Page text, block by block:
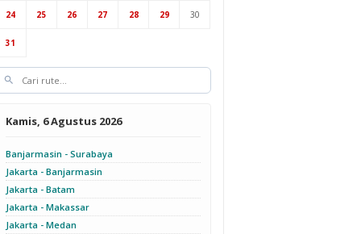
Cab Yogyakarta
24 25 26 27 28 29 30
31
Kamis, 6 Agustus 2026
Banjarmasin - Surabaya
Jakarta - Banjarmasin
Jakarta - Batam
Jakarta - Makassar
Jakarta - Medan